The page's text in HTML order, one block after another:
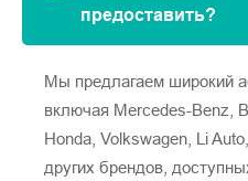
предоставить?
Мы предлагаем широкий
включая Mercedes-Benz,
Honda, Volkswagen, Li
других брендов,